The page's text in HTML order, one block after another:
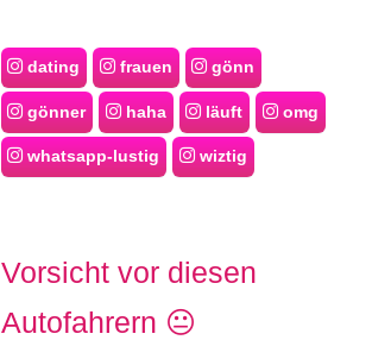
dating frauen gönn
gönner haha läuft omg
whatsapp-lustig wiztig
Vorsicht vor diesen
Autofahrern 😐